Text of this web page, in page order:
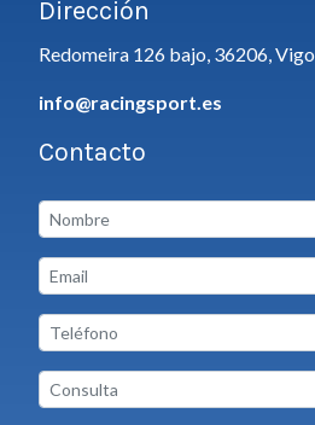
Dirección
Redomeira 126 bajo, 36206, Vigo
info@racingsport.es
Contacto